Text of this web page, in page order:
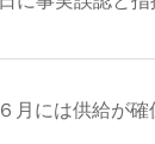
月には供給が